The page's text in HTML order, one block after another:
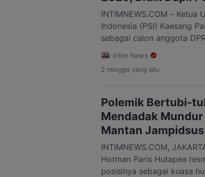
INTIMNEWS.COM – Ketua
Indonesia (PSI) Kaesang
sebagai calon anggota
2029. Ia memilih daerah
yang meliputi Kota Solo,
Kaesang menyampaikan
Sabtu malam, 25 […]
Intim News
2 minggu yang lalu
Polemik Bertubi-
Mendadak
Mantan Jampidsus
INTIMNEWS.COM,
Hotman Paris Hutapea
posisinya sebagai kuasa